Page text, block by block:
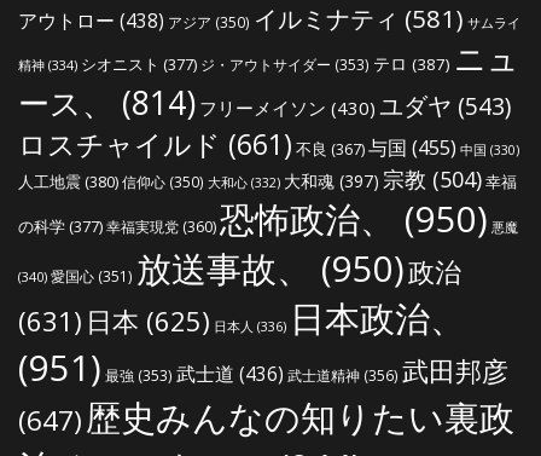
アウトロー (438) アジア (350) イルミナティ (581) サムライ
精神 (334) シオニスト (377) ジ・アウトサイダー (353) テロ (387) ニュ
ース、
(814) フリーメイソン (430) ユダヤ (543)
ロスチャイルド (661) 不良 (367)与国 (455) 中国 (330)
人工地震(380)信仰心 (350) 大和心 (332) 大和魂 (397) 宗教 (504)幸福
の科学(377)幸福実現党 (360)恐怖政治、 (950) 悪魔
(340) 愛国心 (351) 放送事故、 (950)政治
(631) 日本 (625) 日本人 (336) 日本政治、
(951) 最強 (353) 武士道 (436) 武士道精神 (356) 武田邦彦
(647)歴史みんなの知りたい裏政